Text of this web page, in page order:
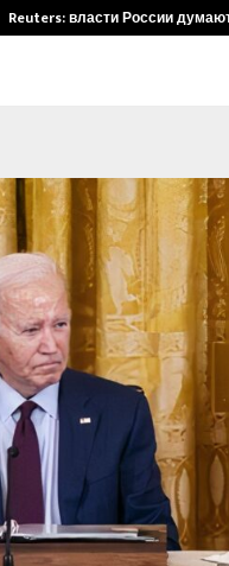
Reuters: власти России